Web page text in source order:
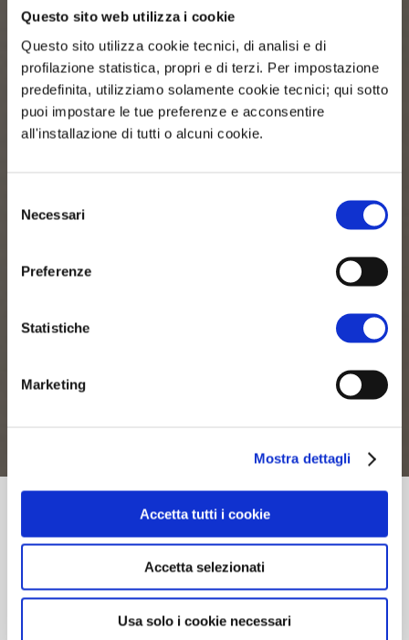
Questo sito web utilizza i cookie
Questo sito utilizza cookie tecnici, di analisi e di
profilazione statistica, propri e di terzi. Per impostazione
predefinita, utilizziamo solamente cookie tecnici; qui sotto
puoi impostare le tue preferenze e acconsentire
all'installazione di tutti o alcuni cookie.
delNecessari
Preferenze
Statistiche
Marketing
Mostra dettagli
Accetta tutti i cookie
Accetta selezionati
Usa solo i cookie necessari
Openlogs nasce in Italia nel 2010 come primo
prestatore indipendente di servizi per i